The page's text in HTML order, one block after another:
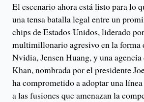
El escenario ahora está listo para lo
una tensa batalla legal entre un
chips de Estados Unidos, liderado
multimillonario agresivo en la forma
Nvidia, Jensen Huang, y una
Khan, nombrada por el presidente
ha comprometido a adoptar una
a las fusiones que amenazan la